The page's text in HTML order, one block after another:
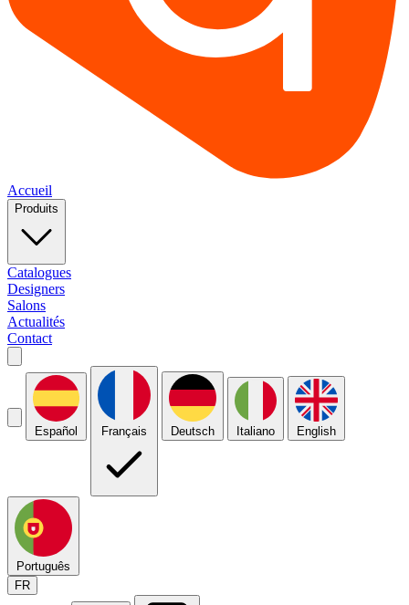
Accueil
Produits
Catalogues
Designers
Salons
Actualités
Contact
Español Français Deutsch Italiano English
Português
FR